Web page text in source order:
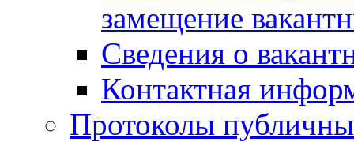
замещение
Сведения о
Контактная
Протоколы